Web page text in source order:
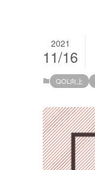
2021
11/16
QOL向上